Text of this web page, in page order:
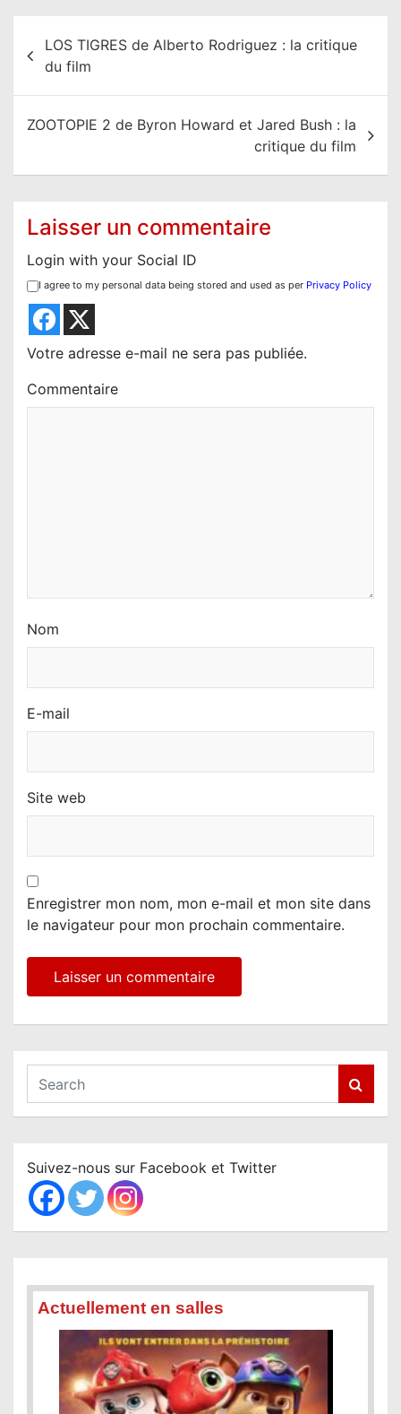
d
LOS TIGRES de Alberto Rodriguez : la critique
du film
ZOOTOPIE 2 de Byron Howard et Jared Bush : la
critique du film
Laisser un commentaire
Login with your Social ID
I agree to my personal data being stored and used as per Privacy Policy
Votre adresse e-mail ne sera pas publiée.
Commentaire
Nom
E-mail
Site web
Enregistrer mon nom, mon e-mail et mon site dans
le navigateur pour mon prochain commentaire.
a
c
h
Suivez-nous sur Facebook et Twitter
Actuellement en salles